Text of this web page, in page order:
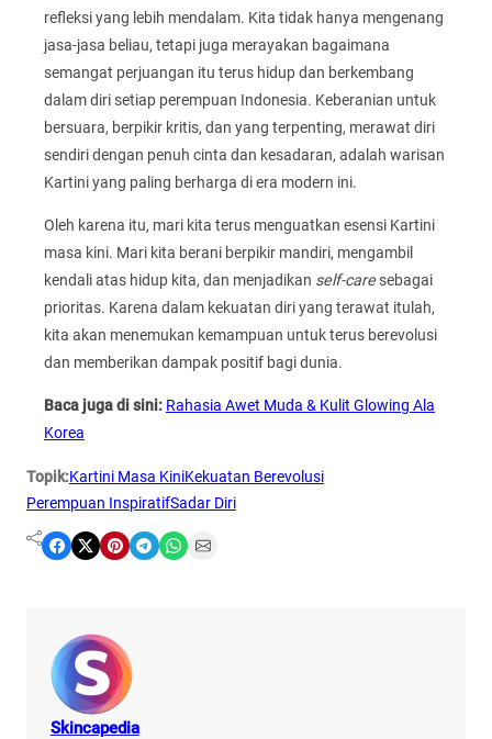
refleksi yang lebih mendalam. Kita tidak hanya mengenang
jasa-jasa beliau, tetapi juga merayakan bagaimana
semangat perjuangan itu terus hidup dan berkembang
dalam diri setiap perempuan Indonesia. Keberanian untuk
bersuara, berpikir kritis, dan yang terpenting, merawat diri
sendiri dengan penuh cinta dan kesadaran, adalah warisan
Kartini yang paling berharga di era modern ini.
Oleh karena itu, mari kita terus menguatkan esensi Kartini
masa kini. Mari kita berani berpikir mandiri, mengambil
kendali atas hidup kita, dan menjadikan self-caresebagai
prioritas. Karena dalam kekuatan diri yang terawat itulah,
kita akan menemukan kemampuan untuk terus berevolusi
dan memberikan dampak positif bagi dunia.
Baca juga di sini: Rahasia Awet Muda & Kulit Glowing Ala
Korea
Topik:Kartini Masa KiniKekuatan Berevolusi
Perempuan InspiratifSadar Diri
Share on Facebook Share on X Share on Pinterest Share on Telegram Share on WhatsApp Share on Email
Skincapedia